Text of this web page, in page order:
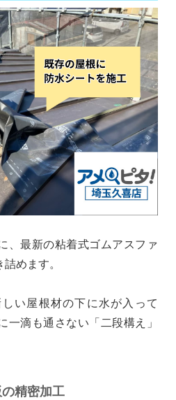
、最新の粘着式ゴムアスファ
めます。
い屋根材の下に水が入って
一滴も通さない「二段構え」
精密加工